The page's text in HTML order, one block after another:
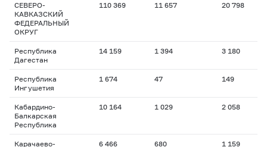
СЕВЕРО-
КАВКАЗСКИЙ
ФЕДЕРАЛЬНЫЙ
ОКРУГ
110 369 11 657 20 798
Республика
Дагестан
14 159 1 394 3 180
Республика
Ингушетия
1 674 47 149
Кабардино-
Балкарская
Республика
10 164 1 029 2 058
Карачаево-
6 466 680 1 159